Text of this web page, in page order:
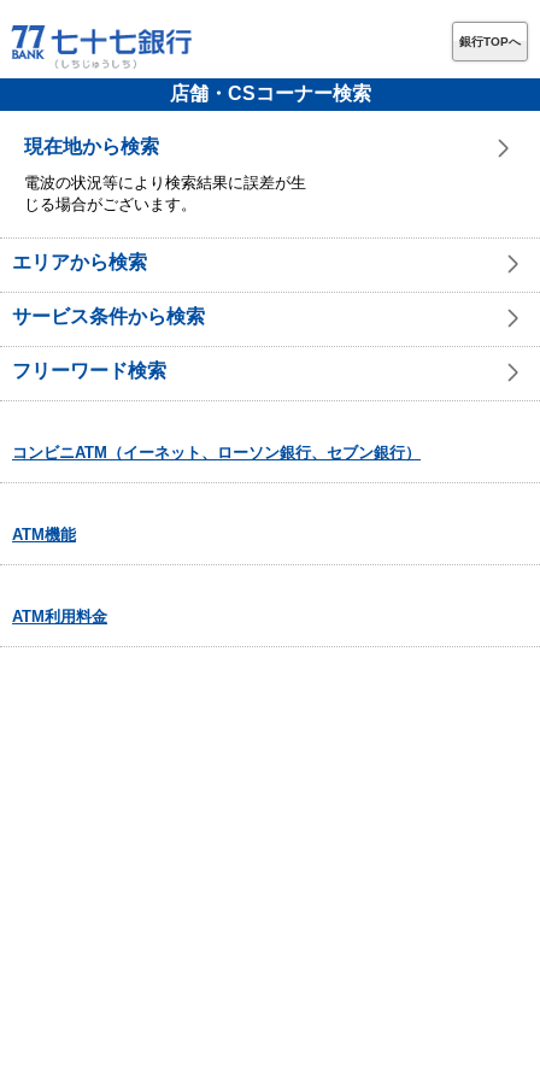
銀行TOPへ
店舗・CSコーナー検索
現在地から検索
電波の状況等により検索結果に誤差が生
じる場合がございます。
エリアから検索
サービス条件から検索
フリーワード検索
コンビニATM（イーネット、ローソン銀行、セブン銀行）
ATM機能
ATM利用料金